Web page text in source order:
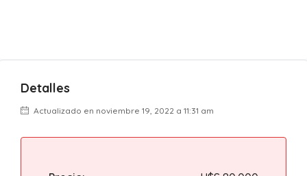
Detalles
Actualizado en noviembre 19, 2022 a 11:31 am